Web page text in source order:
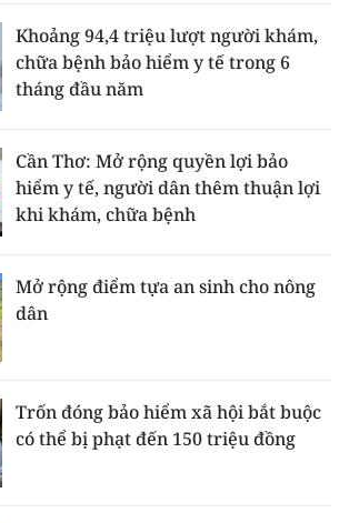
Khoảng 94,4 triệu lượt người khám,
chữa bệnh bảo hiểm y tế trong 6
tháng đầu năm
Cần Thơ: Mở rộng quyền lợi bảo
hiểm y tế, người dân thêm thuận lợi
khi khám, chữa bệnh
Mở rộng điểm tựa an sinh cho nông
dân
Trốn đóng bảo hiểm xã hội bắt buộc
có thể bị phạt đến 150 triệu đồng